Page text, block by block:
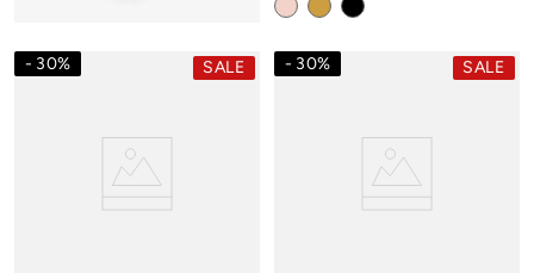
30% SALE 30% SALE